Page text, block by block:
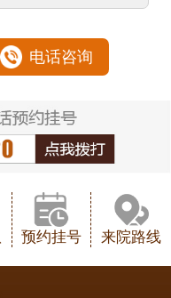
电话咨询
预约挂号 来院路线